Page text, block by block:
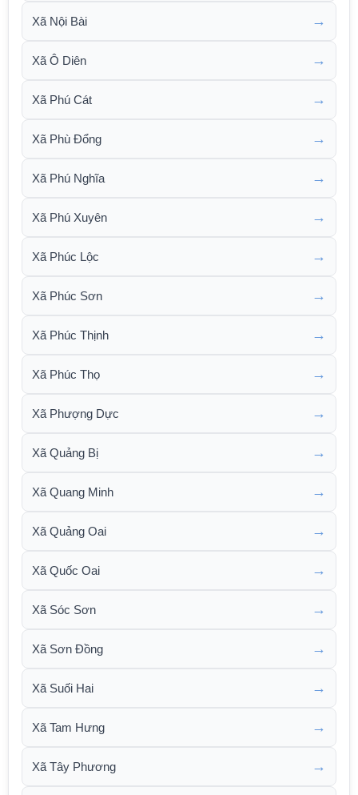
Xã Nội Bài →
Xã Ô Diên →
Xã Phú Cát →
Xã Phù Đổng →
Xã Phú Nghĩa →
Xã Phú Xuyên →
Xã Phúc Lộc →
Xã Phúc Sơn →
Xã Phúc Thịnh →
Xã Phúc Thọ →
Xã Phượng Dực →
Xã Quảng Bị →
Xã Quang Minh →
Xã Quảng Oai →
Xã Quốc Oai →
Xã Sóc Sơn →
Xã Sơn Đồng →
Xã Suối Hai →
Xã Tam Hưng →
Xã Tây Phương →